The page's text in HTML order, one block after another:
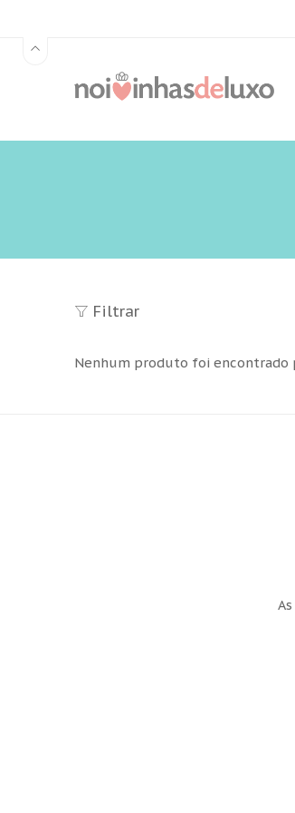
Filtrar
Nenhum produto foi encontrado